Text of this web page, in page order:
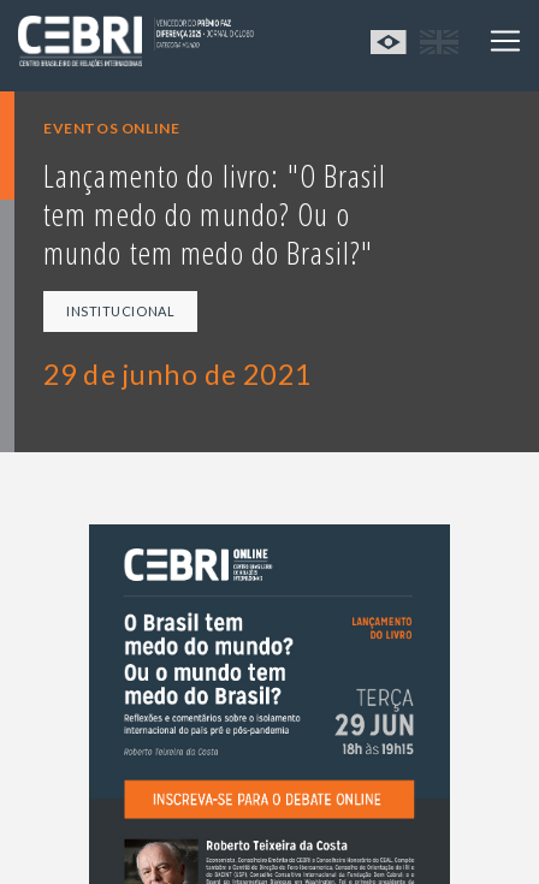
EVENTOS ONLINE
Lançamento do livro: "O Brasil
tem medo do mundo? Ou o
mundo tem medo do Brasil?"
INSTITUCIONAL
29 de junho de 2021